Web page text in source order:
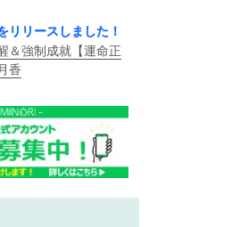
リリースしました！
＆強制成就【運命正
香